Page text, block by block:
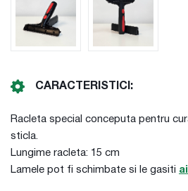
CARACTERISTICI:
Racleta special conceputa pentru
sticla.
Lungime racleta: 15 cm
Lamele pot fi schimbate si le gasiti